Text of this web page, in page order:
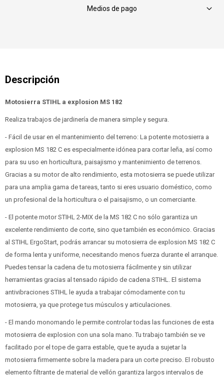
Medios de pago
Motosierra STIHL a explosion MS 182
Realiza trabajos de jardinería de manera simple y segura.
- Fácil de usar en el mantenimiento del terreno: La potente motosierra a
explosion MS 182 C es especialmente idónea para cortar leña, así como
para su uso en horticultura, paisajismo y mantenimiento de terrenos.
Gracias a su motor de alto rendimiento, esta motosierra se puede utilizar
para una amplia gama de tareas, tanto si eres usuario doméstico, como
un profesional de la horticultura o el paisajismo, o un comerciante.
- El potente motor STIHL 2-MIX de la MS 182 C no sólo garantiza un
excelente rendimiento de corte, sino que también es económico. Gracias
al STIHL ErgoStart, podrás arrancar su motosierra de explosion MS 182 C
de forma lenta y uniforme, necesitando menos fuerza durante el arranque.
Puedes tensar la cadena de tu motosierra fácilmente y sin utilizar
herramientas gracias al tensado rápido de cadena STIHL. El sistema
antivibraciones STIHL le ayuda a trabajar cómodamente con tu
motosierra, ya que protege tus músculos y articulaciones.
- El mando monomando le permite controlar todas las funciones de esta
motosierra de explosion con una sola mano. Tu trabajo también se ve
facilitado por el tope de garra estable, que te ayuda a sujetar la
motosierra firmemente sobre la madera para un corte preciso. El robusto
elemento filtrante de material de vellón garantiza largos intervalos de